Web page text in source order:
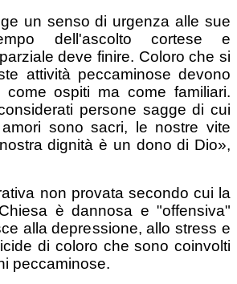
un senso di urgenza alle sue
dell'ascolto cortese e
deve finire. Coloro che si
attività peccaminose devono
ospiti ma come familiari.
persone sagge di cui
sono sacri, le nostre vite
dignità è un dono di Dio»,
non provata secondo cui la
è dannosa e "offensiva"
alla depressione, allo stress e
di coloro che sono coinvolti
peccaminose.